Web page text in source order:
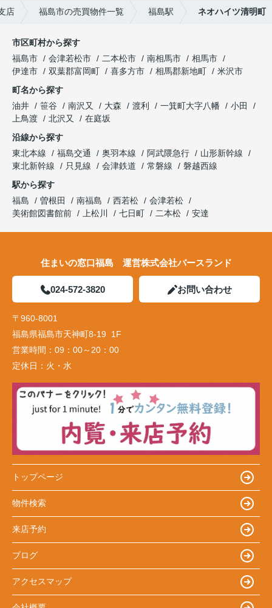
店 福島市の売買物件一覧 福島駅 ネオハイツ清明町
市区町村から探す
福島市
会津若松市 二本松市 南相馬市
相馬市
伊達市
双葉郡富岡町 喜多方市 相馬郡新地町
米沢市
町名から探す
油井
笹谷 南沢又 大森 渡利 一箕町大字八幡
小田
上鳥渡
北沢又
在庭坂
沿線から探す
東北本線
福島交通 奥羽本線 阿武隈急行
山形新幹線
東北新幹線
只見線 会津鉄道 常磐線
磐越西線
駅から探す
福島
曽根田 南福島 西若松
会津若松
美術館図書館前
上松川 七日町 二本松 安達
住まいの窓口福島 運営株式会社バースランド
024-572-3820 お問い合わせ
〒960-8001
福島県福島市天神町8-19 1F
営業時間： 09：00～20：00
定休日： 火・水
トップページ
物件検索
来店予約
ブログ
アクセスマップ